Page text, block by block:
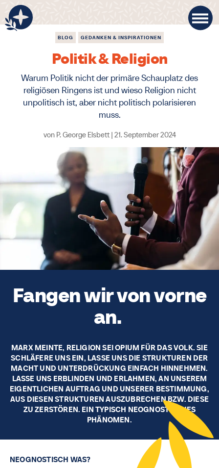
BLOG GEDANKEN & INSPIRATIONEN
Politik & Religion
Warum Politik nicht der primäre Schauplatz des
religiösen Ringens ist und wieso Religion nicht
unpolitisch ist, aber nicht politisch polarisieren
muss.
von P. George Elsbett| 21. September 2024
Fangen wir von vorne
an.
MARX MEINTE, RELIGION SEI OPIUM FÜR DAS VOLK. SIE
SCHLÄFERE UNS EIN, LASSE UNS DIE STRUKTUREN DER
MACHT UND UNTERDRÜCKUNG EINFACH HINNEHMEN.
LASSE UNS ERBLINDEN UND ERLAHMEN, AN UNSEREM
EIGENTLICHEN AUFTRAG UND UNSERER BESTIMMUNG,
AUS DIESEN STRUKTUREN AUSZUBRECHEN BZW. DIESE
ZU ZERSTÖREN. EIN TYPISCH NEOGNOSTISCHES
PHÄNOMEN.
NEOGNOSTISCH WAS?